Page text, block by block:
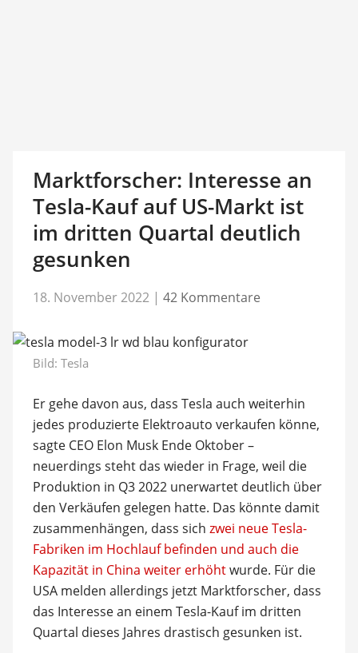
Marktforscher: Interesse an
Tesla-Kauf auf US-Markt ist
im dritten Quartal deutlich
gesunken
18. November 2022 | 42 Kommentare
Bild: Tesla
Er gehe davon aus, dass Tesla auch weiterhin
jedes produzierte Elektroauto verkaufen könne,
sagte CEO Elon Musk Ende Oktober –
neuerdings steht das wieder in Frage, weil die
Produktion in Q3 2022 unerwartet deutlich über
den Verkäufen gelegen hatte. Das könnte damit
zusammenhängen, dass sich zwei neue Tesla-
Fabriken im Hochlauf befinden und auch die
Kapazität in China weiter erhöhtwurde. Für die
USA melden allerdings jetzt Marktforscher, dass
das Interesse an einem Tesla-Kauf im dritten
Quartal dieses Jahres drastisch gesunken ist.